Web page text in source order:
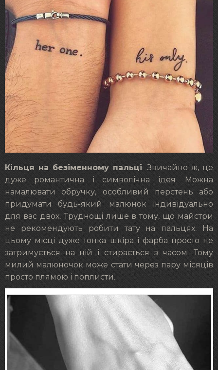
Кільця на безіменному пальці. Звичайно ж, це
дуже романтична і символічна ідея. Можна
намалювати обручку, особливий перстень або
придумати будь-який малюнок індивідуально
для вас двох. Труднощі лише в тому, що майстри
не рекомендують робити тату на пальцях. На
цьому місці дуже тонка шкіра і фарба просто не
затримується на ній і стирається з часом. Тому
милий малюночок може стати через пару місяців
просто плямою і поплисти.